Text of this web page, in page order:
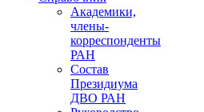
Академики,
члены-
корреспонденты
РАН
Состав
Президиума
ДВО РАН